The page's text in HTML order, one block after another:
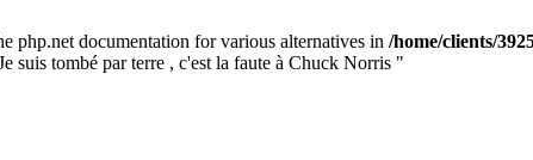
php.net documentation for various alternatives in /home/clients/
suis tombé par terre , c'est la faute à Chuck Norris "